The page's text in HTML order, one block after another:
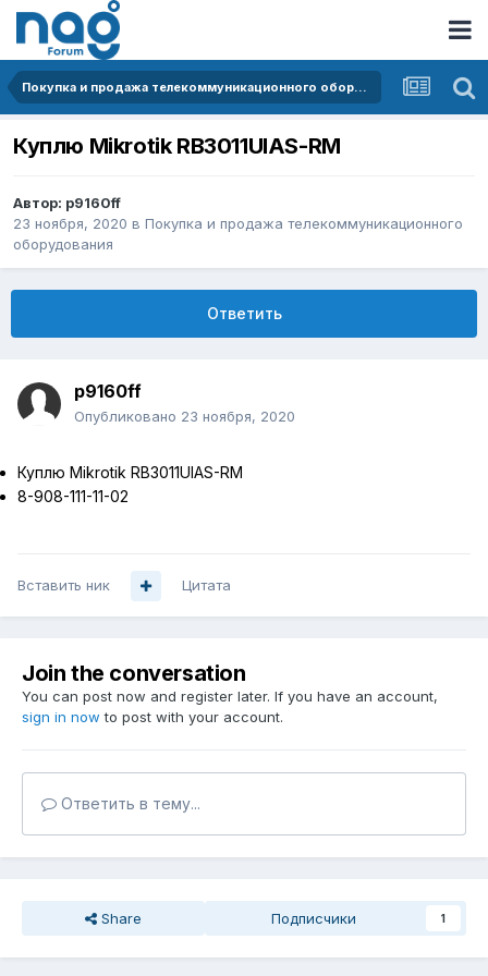
Покупка и продажа телекоммуникационного оборудования
Куплю Mikrotik RB3011UIAS-RM
Автор: p9160ff
23 ноября, 2020 в Покупка и продажа телекоммуникационного
оборудования
Ответить
p9160ff
Опубликовано 23 ноября, 2020
Куплю Mikrotik RB3011UIAS-RM
8-908-111-11-02
Вставить ник Цитата
Join the conversation
You can post now and register later. If you have an account,
sign in now to post with your account.
Ответить в тему...
Share Подписчики 1